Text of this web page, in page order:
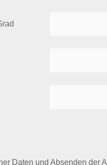
Daten und Absenden der